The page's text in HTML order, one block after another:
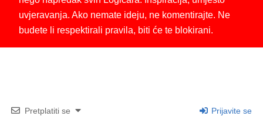
uvjeravanja. Ako nemate ideju, ne komentirajte. Ne
budete li respektirali pravila, biti će te blokirani.
Pretplatiti se Prijavite se